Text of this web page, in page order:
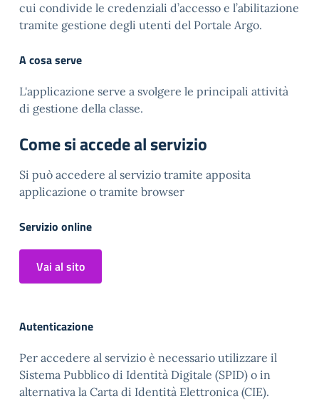
cui condivide le credenziali d’accesso e l’abilitazione
tramite gestione degli utenti del Portale Argo.
A cosa serve
L'applicazione serve a svolgere le principali attività
di gestione della classe.
Come si accede al servizio
Si può accedere al servizio tramite apposita
applicazione o tramite browser
Servizio online
Vai al sito
Autenticazione
Per accedere al servizio è necessario utilizzare il
Sistema Pubblico di Identità Digitale (SPID) o in
alternativa la Carta di Identità Elettronica (CIE).